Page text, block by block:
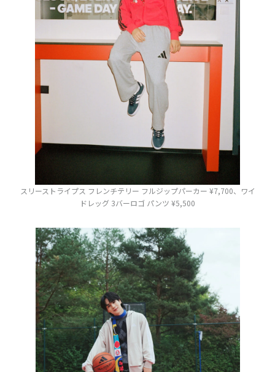
スリーストライプス フレンチテリー フルジップパーカー ¥7,700、ワイ
ドレッグ 3バーロゴ パンツ ¥5,500